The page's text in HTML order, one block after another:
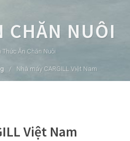
CHĂN NUÔI
Thức Ăn Chăn Nuôi
/ Nhà máy CARGILL Việt Nam
Việt Nam